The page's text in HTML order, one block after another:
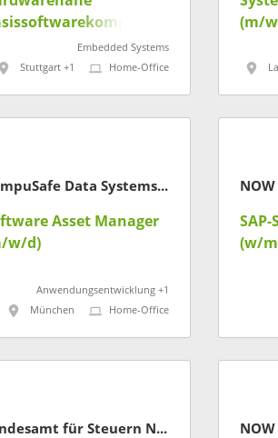
nach AUTOSAR
w/d)
Embedded Systems
Stuttgart +1
Home-Office
(m/
CompuSafe Data Systems AG
Asset Manager
w/d)
Anwendungsentwicklung +1
München
Home-Office
(w/
Landesamt für Steuern Niedersachsen